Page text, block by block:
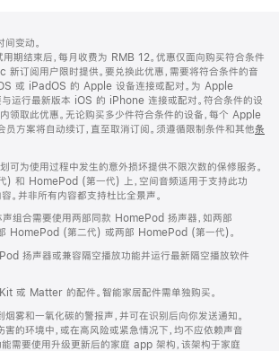
变动。
用期结束后，每月收费为 RMB 12。优惠仅面向购买符合条件
订阅用户限时提供。要兑换此优惠，需要将符合条件的音
或 iPadOS 的 Apple 设备连接或配对。为 Apple
运行最新版本 iOS 的 iPhone 连接或配对。符合条件的设
领取此优惠。无论购买多少件符合条件的设备，每个 Apple
员方案将自动续订，直至取消订阅。须遵循限制条件和其他条
为使用过程中发生的意外损坏提供不限次数的保修服务。
和 HomePod (第一代) 上，空间音频适用于支持此功
。并非所有内容都支持杜比全景声。
组合需要使用两部同款 HomePod 扬声器，如两部
HomePod (第二代) 或两部 HomePod (第一代)。
扬声器或兼容隔空播放功能并运行最新隔空播放软件
或 Matter 的配件。智能家居配件需单独购买。
雾和一氧化碳的警报声，并可在识别后向你发送通知。
的环境中，或在高风险或紧急情况下，均不应依赖声音
能需要使用升级更新后的家庭 app 架构，该架构于家庭